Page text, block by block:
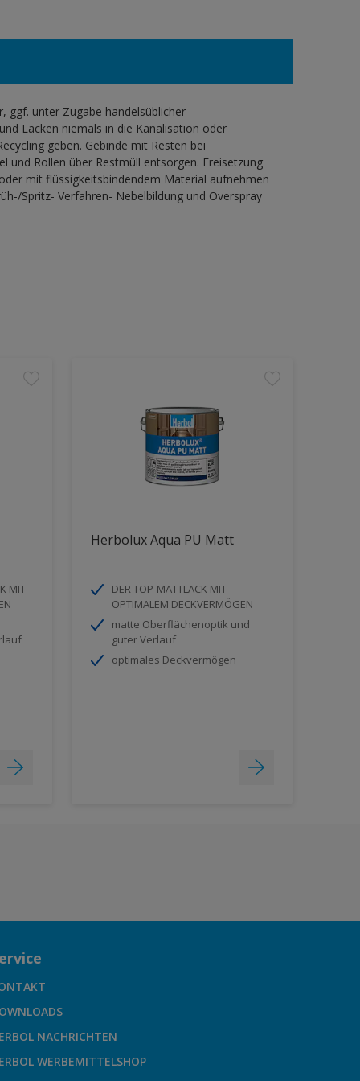
ggf. unter Zugabe handelsüblicher
Lacken niemals in die Kanalisation oder
geben. Gebinde mit Resten bei
und Rollen über Restmüll entsorgen. Freisetzung
mit flüssigkeitsbindendem Material aufnehmen
Spritz- Verfahren- Nebelbildung und Overspray
MIT
Herbolux Aqua PU Matt
DER TOP-MATTLACK MIT
OPTIMALEM DECKVERMÖGEN
matte Oberflächenoptik und
guter Verlauf
optimales Deckvermögen
NACHRICHTEN
WERBEMITTELSHOP